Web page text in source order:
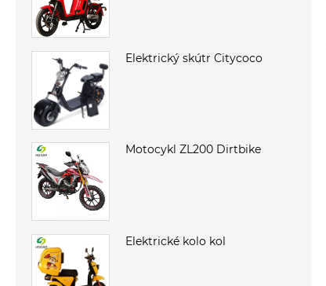
Elektrický skútr Citycoco
Motocykl ZL200 Dirtbike
Elektrické kolo kol